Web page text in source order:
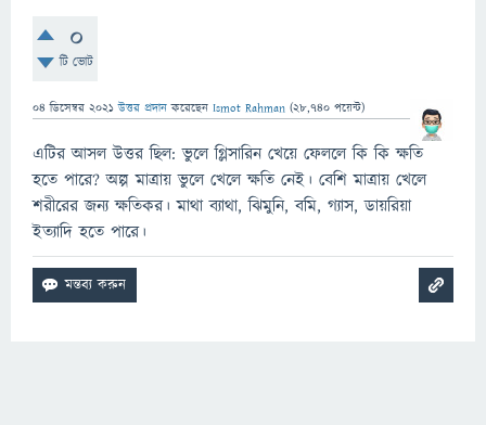
0
টি ভোট
04 ডিসেম্বর 2021 উত্তর প্রদান করেছেন Ismot Rahman (28,740 পয়েন্ট)
এটির আসল উত্তর ছিল: ভুলে গ্লিসারিন খেয়ে ফেললে কি কি ক্ষতি
হতে পারে? অল্প মাত্রায় ভুলে খেলে ক্ষতি নেই। বেশি মাত্রায় খেলে
শরীরের জন্য ক্ষতিকর। মাথা ব্যাথা, ঝিমুনি, বমি, গ্যাস, ডায়রিয়া
ইত্যাদি হতে পারে।